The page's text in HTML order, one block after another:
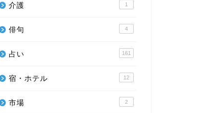
介護 1
俳句 4
占い 161
宿・ホテル 12
市場 2